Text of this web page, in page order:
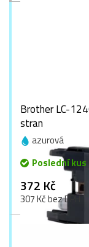
Brother LC-
stran
azurová
Poslední kus
372 Kč
307 Kč bez DPH